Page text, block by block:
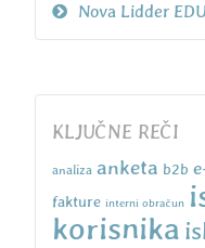
Nova Lidder
KLJUČNE REČI
analiza anketa b2b
fakture interni obračun
korisnika